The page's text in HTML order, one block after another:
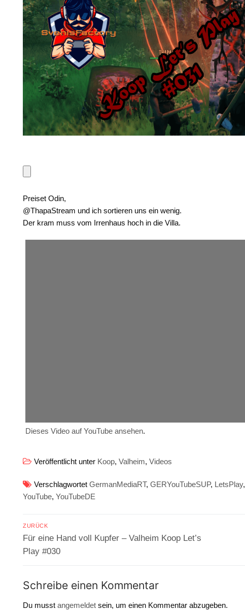
Preiset Odin,
@ThapaStream und ich sortieren uns ein wenig.
Der kram muss vom Irrenhaus hoch in die Villa.
Dieses Video auf YouTube ansehen.
Veröffentlicht unter Koop, Valheim, Videos
Verschlagwortet GermanMediaRT, GERYouTubeSUP, LetsPlay,
YouTube, YouTubeDE
Beitragsnavigation
ZURÜCK
Vorheriger
Beitrag:
Für eine Hand voll Kupfer – Valheim Koop Let’s
Play #030
Schreibe einen Kommentar
Du musst angemeldet sein, um einen Kommentar abzugeben.